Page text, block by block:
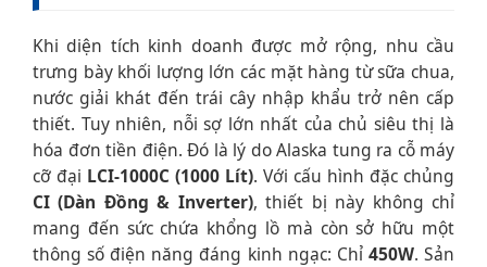
Khi diện tích kinh doanh được mở rộng, nhu cầu
trưng bày khối lượng lớn các mặt hàng từ sữa chua,
nước giải khát đến trái cây nhập khẩu trở nên cấp
thiết. Tuy nhiên, nỗi sợ lớn nhất của chủ siêu thị là
hóa đơn tiền điện. Đó là lý do Alaska tung ra cỗ máy
cỡ đại LCI-1000C (1000 Lít). Với cấu hình đặc chủng
CI (Dàn Đồng & Inverter), thiết bị này không chỉ
mang đến sức chứa khổng lồ mà còn sở hữu một
thông số điện năng đáng kinh ngạc: Chỉ 450W. Sản